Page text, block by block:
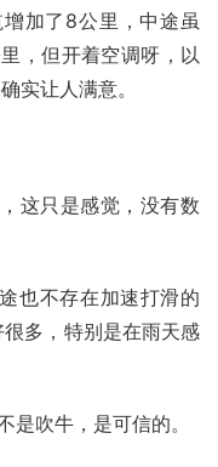
加了8公里，中途虽
，但开着空调呀，以
实让人满意。
这只是感觉，没有数
也不存在加速打滑的
多，特别是在雨天感
吹牛，是可信的。